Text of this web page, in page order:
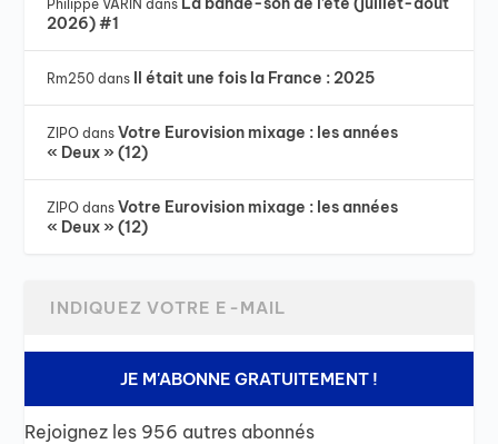
Philippe VARIN dans
2026) #1
Rm250 dans Il était une fois la France : 2025
ZIPO dansVotre Eurovision mixage : les années
« Deux » (12)
ZIPO dansVotre Eurovision mixage : les années
« Deux » (12)
JE M'ABONNE GRATUITEMENT !
Rejoignez les 956 autres abonnés